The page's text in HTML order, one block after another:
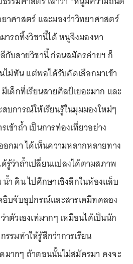
าศาสตร์ และมองว่าวิทยาศาสตร์
ารถทิ้งวิชานี้ได้ หนูจึงมองหา
กับสายวิชานี้ ก่อนสมัครค่ายฯ ก็
ไม่ทัน แต่พอได้รับคัดเลือกมาเข้า
เด็กที่เรียนสายศิลป์เยอะมาก และ
บการณ์ให้เรียนรู้ในมุมมองใหม่ๆ
ข้าถ้ำ เป็นการท่องเที่ยวอย่าง
กมา ได้เห็นความหลากหลายทาง
ว่าถ้ำเปลี่ยนแปลงได้ตามสภาพ
ำ ดิน ไปศึกษาเชิงลึกในห้องแล็บ
ยิบจับอุปกรณ์และสารเคมีทดลอง
ตัวเองเท่มากๆ เหมือนได้เป็นนัก
รมทำให้รู้สึกว่าการเรียน
ากๆ ถ้าตอนนั้นไม่สมัครมา คงจะ